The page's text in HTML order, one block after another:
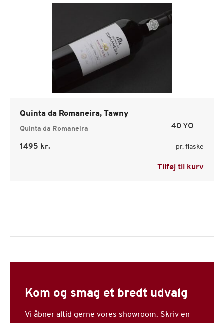
Quinta da Romaneira, Tawny
Quinta da Romaneira 40 YO
1495 kr. pr. flaske
Tilføj til kurv
Kom og smag et bredt udvalg
Vi åbner altid gerne vores showroom. Skriv en